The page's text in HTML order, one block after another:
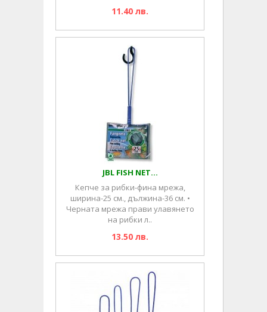
11.40 лв.
JBL FISH NET...
Кепче за рибки-фина мрежа,
ширина-25 см., дължина-36 см. •
Черната мрежа прави улавянето
на рибки л..
13.50 лв.